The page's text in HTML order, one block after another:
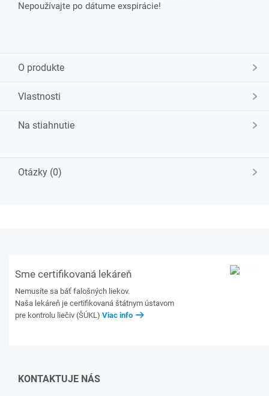
Nepoužívajte po dátume exspirácie!
O produkte
Vlastnosti
Na stiahnutie
Otázky (0)
Sme certifikovaná lekáreň
Nemusíte sa báť falošných liekov.
Naša lekáreň je certifikovaná štátnym ústavom
pre kontrolu liečiv (ŠÚKL) Viac info
KONTAKTUJE NÁS